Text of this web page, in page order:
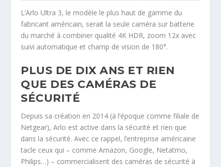
L’Arlo Ultra 3, le modèle le plus haut de gamme du
fabricant américain, serait la seule caméra sur batterie
du marché à combiner qualité 4K HDR, zoom 12x avec
suivi automatique et champ de vision de 180°.
PLUS DE DIX ANS ET RIEN
QUE DES CAMÉRAS DE
SÉCURITÉ
Depuis sa création en 2014 (à l’époque comme filiale de
Netgear), Arlo est active dans la sécurité et rien que
dans la sécurité. Avec ce rappel, l’entreprise américaine
tacle ceux qui – comme Amazon, Google, Netatmo,
Philips…) – commercialisent des caméras de sécurité à